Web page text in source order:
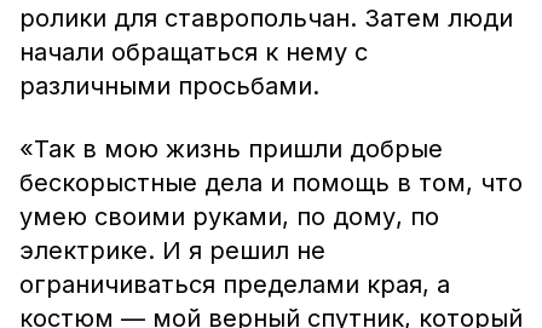
ролики для ставропольчан. Затем люди
начали обращаться к нему с
различными просьбами.
«Так в мою жизнь пришли добрые
бескорыстные дела и помощь в том, что
умею своими руками, по дому, по
электрике. И я решил не
ограничиваться пределами края, а
костюм — мой верный спутник, который